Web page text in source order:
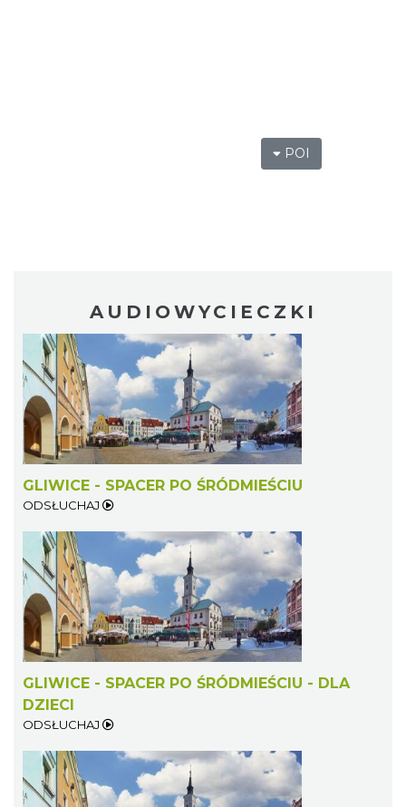
POI
AUDIOWYCIECZKI
GLIWICE - SPACER PO ŚRÓDMIEŚCIU
ODSŁUCHAJ
GLIWICE - SPACER PO ŚRÓDMIEŚCIU - DLA
DZIECI
ODSŁUCHAJ